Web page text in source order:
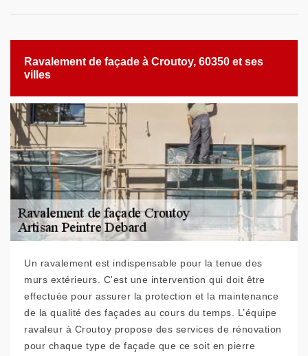
Ravalement de façade à Croutoy, 60350 et ses
villes
Un ravalement est indispensable pour la tenue des
murs extérieurs. C'est une intervention qui doit être
effectuée pour assurer la protection et la maintenance
de la qualité des façades au cours du temps. L’équipe
ravaleur à Croutoy propose des services de rénovation
pour chaque type de façade que ce soit en pierre